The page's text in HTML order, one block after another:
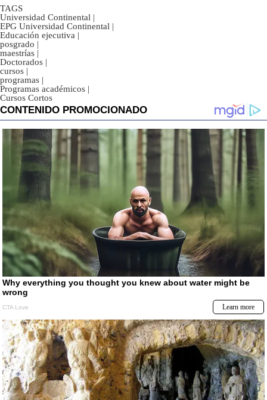
TAGS
Universidad Continental |
EPG Universidad Continental |
Educación ejecutiva |
posgrado |
maestrías |
Doctorados |
cursos |
programas |
Programas académicos |
Cursos Cortos